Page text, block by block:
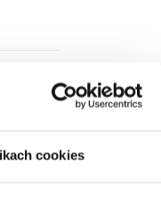
cookies